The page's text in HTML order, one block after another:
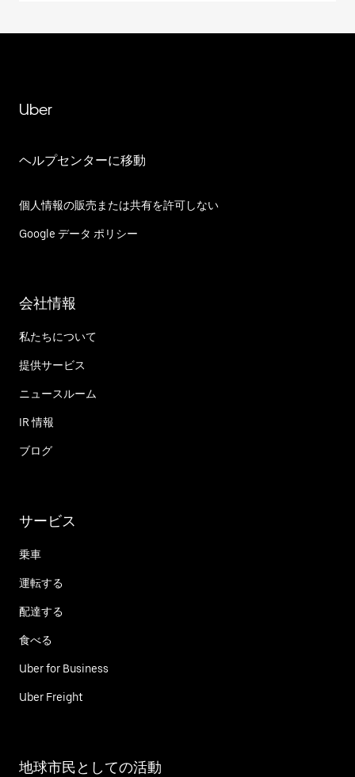
Uber
ヘルプセンターに移動
個人情報の販売または共有を許可しない
Google データ ポリシー
会社情報
私たちについて
提供サービス
ニュースルーム
IR 情報
ブログ
サービス
乗車
運転する
配達する
食べる
Uber for Business
Uber Freight
地球市民としての活動